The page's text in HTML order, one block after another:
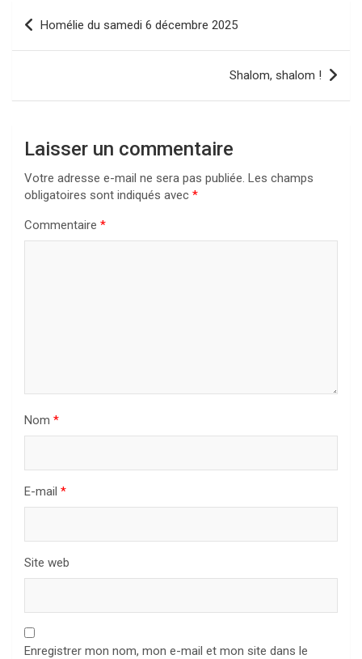
Navigation
de
Homélie du samedi 6 décembre 2025
Shalom, shalom !
Laisser un commentaire
Votre adresse e-mail ne sera pas publiée. Les champs
obligatoires sont indiqués avec *
Commentaire *
Nom *
E-mail *
Site web
Enregistrer mon nom, mon e-mail et mon site dans le